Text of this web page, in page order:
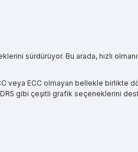
sürdürüyor. Bu arada, hızlı
veya ECC olmayan bellekle
gibi çeşitli grafik seçeneklerini